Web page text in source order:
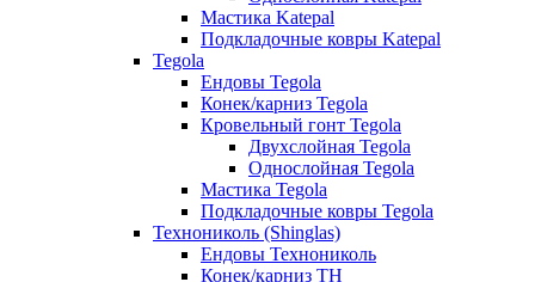
Мастика Katepal
Подкладочные ковры Katepal
Tegola
Ендовы Tegola
Конек/карниз Tegola
Кровельный гонт Tegola
Двухслойная Tegola
Однослойная Tegola
Мастика Tegola
Подкладочные ковры Tegola
Технониколь (Shinglas)
Ендовы Технониколь
Конек/карниз ТН